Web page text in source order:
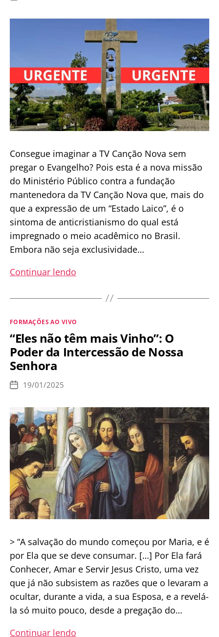
Consequências
publicação
Consegue imaginar a TV Canção Nova sem
pregar o Evangelho? Pois esta é a nova missão
do Ministério Público contra a fundação
mantenedora da TV Canção Nova que, mais do
que a expressão de um “Estado Laico”, é o
sintoma de anticristianismo do qual está
impregnado o meio acadêmico no Brasil.
Embora não seja exclusividade…
Continuar lendo
com
Canção
Nova!
O
a
Perseguição
à
Santa
Igreja
Categorias
FORMAÇÕES AO VIVO
“Eles não têm mais Vinho”: O
Poder da Intercessão de Nossa
Senhora
Data
publicação
19/01/2025
> “A salvação do mundo começou por Maria, e é
por Ela que se deve consumar. […] Por Ela fará
Conhecer, Amar e Servir Jesus Cristo, uma vez
que já não subsistem as razões que o levaram a
ocultar, durante a vida, a sua Esposa, e a revelá-
la só muito pouco, desde a pregação do…
Continuar lendo